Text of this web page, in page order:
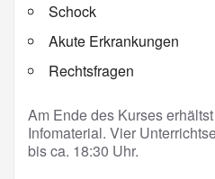
Schock
Akute Erkrankungen
Rechtsfragen
Am Ende des Kurses
Infomaterial. Vier
bis ca. 18:30 Uhr.